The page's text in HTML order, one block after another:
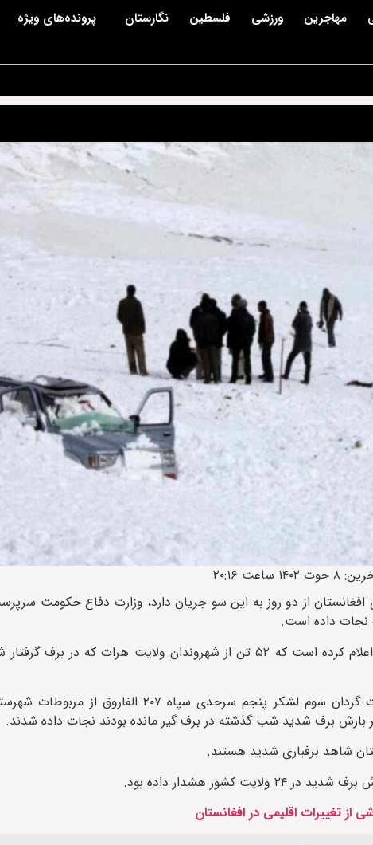
مهاجرین ورزشی فلسطین نگارستان پرونده‌های ویژه
از دو روز به این سو جریان دارد، وزارت دفاع حکومت
به گزارش ایراف، وزارت دفاع حکومت سرپرست افغانستان اعلام کرده است که ۵۲ تن از شهروندان ولایت
این وزارت همچنین گفته‌ که بر اثر سعی و تلاش تیم نجات گردان سوم لشکر پنجم
شاهد برفباری شدید هستند.
کشور هشدار داده بود.
از تغییرات اقلیمی در افغانستان